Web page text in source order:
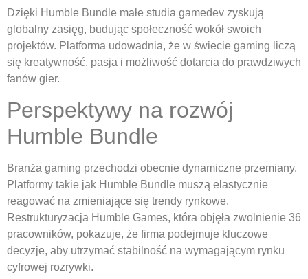
Dzięki Humble Bundle małe studia gamedev zyskują
globalny zasięg, budując społeczność wokół swoich
projektów. Platforma udowadnia, że w świecie gaming liczą
się kreatywność, pasja i możliwość dotarcia do prawdziwych
fanów gier.
Perspektywy na rozwój
Humble Bundle
Branża gaming przechodzi obecnie dynamiczne przemiany.
Platformy takie jak Humble Bundle muszą elastycznie
reagować na zmieniające się trendy rynkowe.
Restrukturyzacja Humble Games, która objęła zwolnienie 36
pracowników, pokazuje, że firma podejmuje kluczowe
decyzje, aby utrzymać stabilność na wymagającym rynku
cyfrowej rozrywki.